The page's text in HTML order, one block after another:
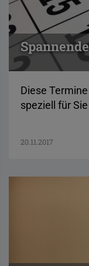
Diese
speziell für
20.11.2017